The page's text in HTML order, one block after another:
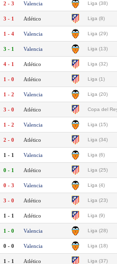
2 - 3 Valencia Liga (38)
3 - 1 Atlético Liga (8)
1 - 4 Valencia Liga (29)
3 - 1 Valencia Liga (13)
4 - 1 Atlético Liga (32)
1 - 0 Atlético Liga (1)
1 - 2 Valencia Liga (20)
3 - 0 Atlético Copa del
1 - 2 Valencia Liga (15)
2 - 0 Atlético Liga (34)
1 - 1 Valencia Liga (6)
0 - 1 Atlético Liga (25)
0 - 3 Valencia Liga (4)
3 - 0 Atlético Liga (23)
1 - 1 Atlético Liga (9)
1 - 0 Valencia Liga (28)
0 - 0 Valencia Liga (18)
1 - 1 Atlético Liga (37)